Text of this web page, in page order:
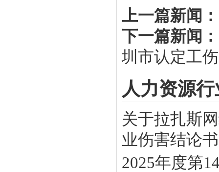
上一篇新闻：
下一篇新闻：
圳市认定工
人力资源
关于拉扎斯
业伤害结论
2025年度第